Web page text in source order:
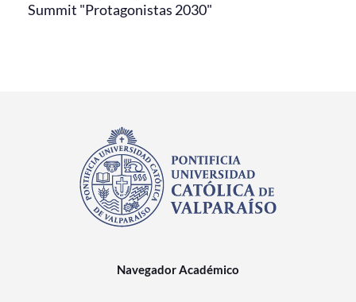
Summit "Protagonistas 2030"
Navegador Académico